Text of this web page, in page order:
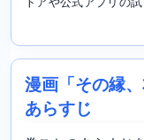
漫画「その縁
あらすじ